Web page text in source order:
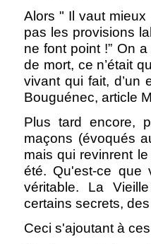
Alors " Il vaut mieux
pas les provisions
ne font point !” On
de mort, ce n’était
vivant qui fait, d’un
Bouguénec, article
Plus tard encore,
maçons (évoqués
mais qui revinrent
été. Qu'est-ce que
véritable. La
certains secrets,
Ceci s'ajoutant à